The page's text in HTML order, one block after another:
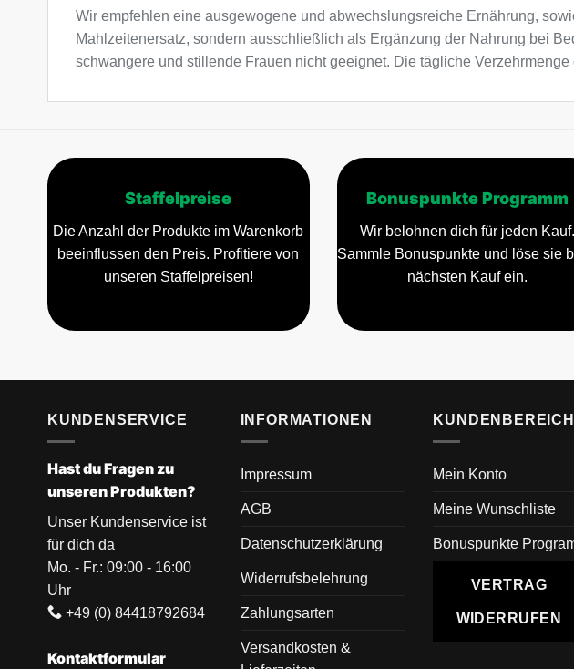
Wir empfehlen eine ausgewogene und abwechslungsreiche Ernährung,
Mahlzeitenersatz, sondern ausschließlich als Ergänzung der Nahrung bei
schwangere und stillende Frauen nicht geeignet. Die tägliche
Staffelpreise
Die Anzahl der Produkte im Warenkorb
beeinflussen den Preis. Profitiere von
unseren Staffelpreisen!
Bonuspunkte Programm
Wir belohnen dich für jeden Kauf.
Sammle Bonuspunkte und löse sie
nächsten Kauf ein.
KUNDENSERVICE
Hast du Fragen zu
unseren Produkten?
Unser Kundenservice ist
für dich da
Mo. - Fr.: 09:00 - 16:00
Uhr
+49 (0) 84418792684
Kontaktformular
INFORMATIONEN
Impressum
AGB
Datenschutzerklärung
Widerrufsbelehrung
Zahlungsarten
Versandkosten &
KUNDENBEREICH
Mein Konto
Meine Wunschliste
Bonuspunkte
VERTRAG
WIDERRUFEN